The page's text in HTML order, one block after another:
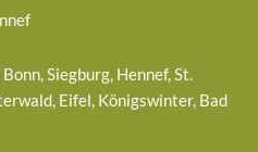
Siegburg, Hennef, St.
Eifel, Königswinter, Bad